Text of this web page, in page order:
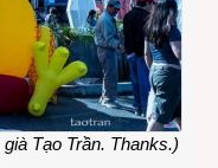
Tạo Trần. Thanks.)